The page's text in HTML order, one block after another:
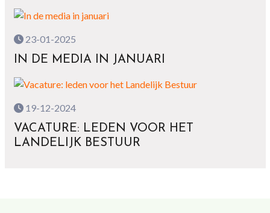
23-01-2025
IN DE MEDIA IN JANUARI
19-12-2024
VACATURE: LEDEN VOOR HET
LANDELIJK BESTUUR